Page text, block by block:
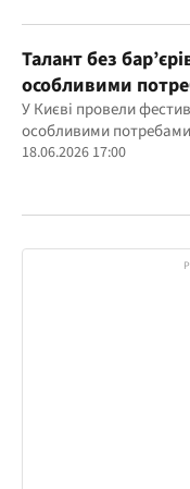
Талант без
особливими
всеукраїнському
У Києві провели
особливими потребами
18.06.2026 17:00